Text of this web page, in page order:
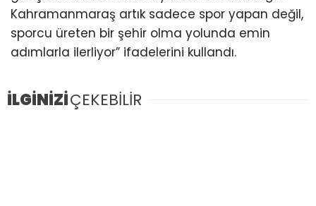
Kahramanmaraş artık sadece spor yapan değil,
sporcu üreten bir şehir olma yolunda emin
adımlarla ilerliyor” ifadelerini kullandı.
İLGİNİZİÇEKEBİLİR